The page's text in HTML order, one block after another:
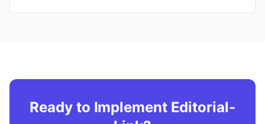
Ready to Implement Editorial-